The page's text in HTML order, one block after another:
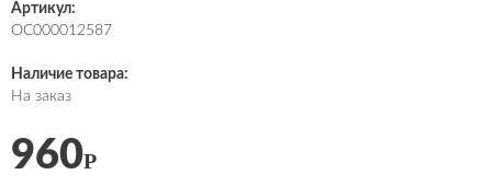
Артикул:
ОС000012587
Наличие товара:
На заказ
960Р